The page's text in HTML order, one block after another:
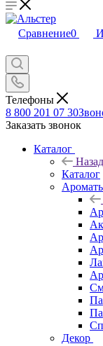
Сравнение0
Телефоны
8 800 201 07 30
Заказать звонок
Каталог
Назад
Каталог
Декор